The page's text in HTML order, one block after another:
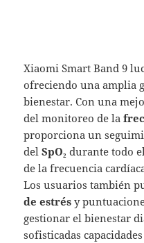
Xiaomi Smart Band 9
ofreciendo una amplia
bienestar. Con una
del monitoreo de la
proporciona un
delSpO₂ durante todo
de la frecuencia
Los usuarios también
de estrésy
gestionar el bienestar
sofisticadas